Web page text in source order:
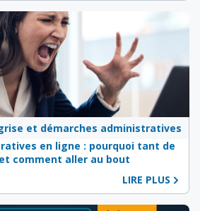
et démarches administratives
en ligne : pourquoi tant de
comment aller au bout
LIRE PLUS